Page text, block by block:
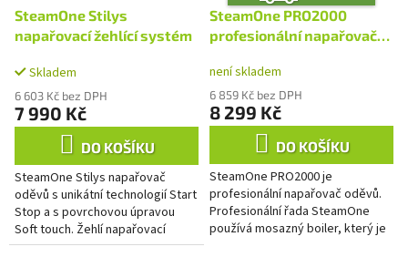
SteamOne Stilys
napařovací žehlící systém
Skladem
6 603 Kč bez DPH
7 990 Kč
DO KOŠÍKU
SteamOne Stilys napařovač
oděvů s unikátní technologií Start
Stop a s povrchovou úpravou
Soft touch. Žehlí napařovací
metodou, která je k oděvům a
A
R
M
A
SteamOne PRO2000
profesionální napařovač
není skladem
6 859 Kč bez DPH
8 299 Kč
DO KOŠÍKU
SteamOne PRO2000 je
profesionální napařovač oděvů.
Profesionální řada SteamOne
používá mosazný boiler, který je